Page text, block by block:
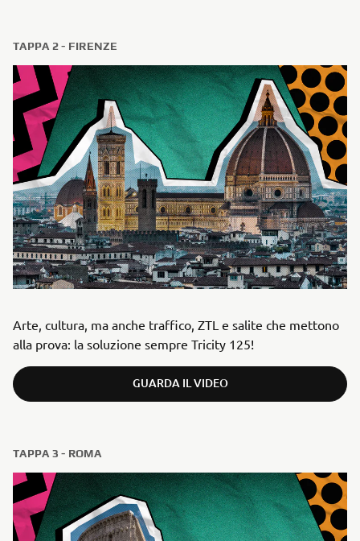
TAPPA 2 - FIRENZE
Arte, cultura, ma anche traffico, ZTL e salite che mettono
alla prova: la soluzione sempre Tricity 125!
GUARDA IL VIDEO
TAPPA 3 - ROMA